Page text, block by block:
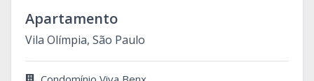
Apartamento
Vila Olímpia, São Paulo